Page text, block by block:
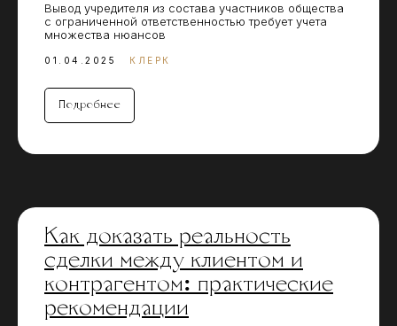
Вывод учредителя из состава участников общества
с ограниченной ответственностью требует учета
множества нюансов
01.04.2025 КЛЕРК
Подробнее
Как доказать реальность
сделки между клиентом и
контрагентом: практические
рекомендации